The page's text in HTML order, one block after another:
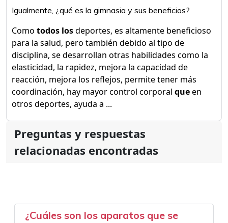
Igualmente, ¿qué es la gimnasia y sus beneficios?
Como todos losdeportes, es altamente beneficioso
para la salud, pero también debido al tipo de
disciplina, se desarrollan otras habilidades como la
elasticidad, la rapidez, mejora la capacidad de
reacción, mejora los reflejos, permite tener más
coordinación, hay mayor control corporal queen
otros deportes, ayuda a ...
Preguntas y respuestas
relacionadas encontradas
¿Cuáles son los aparatos que se